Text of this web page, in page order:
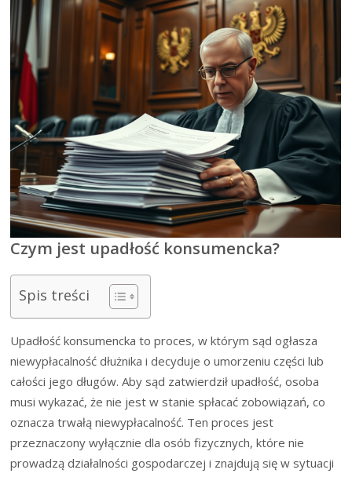
Czym jest upadłość konsumencka?
Spis treści
Upadłość konsumencka to proces, w którym sąd ogłasza
niewypłacalność dłużnika i decyduje o umorzeniu części lub
całości jego długów. Aby sąd zatwierdził upadłość, osoba
musi wykazać, że nie jest w stanie spłacać zobowiązań, co
oznacza trwałą niewypłacalność. Ten proces jest
przeznaczony wyłącznie dla osób fizycznych, które nie
prowadzą działalności gospodarczej i znajdują się w sytuacji